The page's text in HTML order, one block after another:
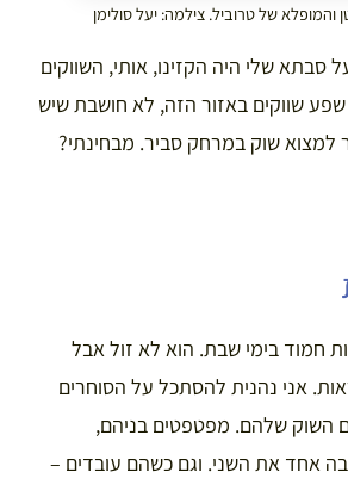
והמופלא של טרוביל. צילמה: יעל סולימן
סבתא שלי היה הקזינו, אותי, השווקים
שווקים באזור הזה, לא חושבת שיש
למצוא שוק במרחק סביר. מבחינתי?
חמוד בימי שבת. הוא לא זול אבל
אני נהנית להסתכל על הסוחרים
השוק שלהם. מפטפטים בניהם,
אחד את השני. וגם כשהם עובדים –